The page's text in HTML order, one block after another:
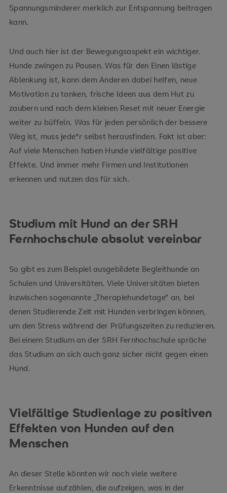
Spannungsminderer merklich zur Entspannung beitragen
kann.
Und auch hier ist der Bewegungsaspekt ein wichtiger.
Hunde zwingen zu Pausen. Was für den Einen lästige
Ablenkung ist, kann dem Anderen dabei helfen, neue
Motivation zu tanken, frische Ideen aus dem Hut zu
zaubern und nach dem kleinen Reset mit neuer Energie
weiter zu büffeln. Was für jeden persönlich der bessere
Weg ist, muss jede*r selbst herausfinden. Fakt ist aber:
Auf viele Menschen haben Hunde vielfältige positive
Effekte. Und immer mehr Firmen und Institutionen
erkennen und nutzen das für sich.
Studium mit Hund an der SRH
Fernhochschule absolut vereinbar
So gibt es zum Beispiel ausgebildete Begleithunde an
Schulen und Universitäten. Viele Universitäten bieten
inzwischen sogenannte „Therapiehundetage" an, bei
denen Studierende Zeit mit Hunden verbringen können,
um den Stress während der Prüfungszeiten zu reduzieren.
Bei einem Studium an der SRH Fernhochschule spräche
das Studium an sich auch ganz sicher nicht gegen einen
Hund.
Vielfältige Studienlage zu positiven
Effekten von Hunden auf den
Menschen
An dieser Stelle könnten wir noch viele weitere
Erkenntnisse aufzählen, die aufzeigen, was in der